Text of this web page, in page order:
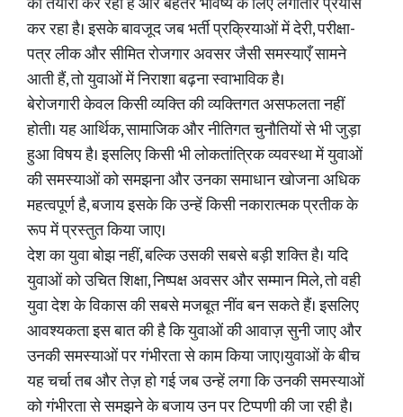
कर रहा है। इसके बावजूद जब भर्ती प्रक्रियाओं में देरी, परीक्षा-
पत्र लीक और सीमित रोजगार अवसर जैसी समस्याएँ सामने
आती हैं, तो युवाओं में निराशा बढ़ना स्वाभाविक है।
बेरोजगारी केवल किसी व्यक्ति की व्यक्तिगत असफलता नहीं
होती। यह आर्थिक, सामाजिक और नीतिगत चुनौतियों से भी जुड़ा
हुआ विषय है। इसलिए किसी भी लोकतांत्रिक व्यवस्था में युवाओं
की समस्याओं को समझना और उनका समाधान खोजना अधिक
महत्वपूर्ण है, बजाय इसके कि उन्हें किसी नकारात्मक प्रतीक के
रूप में प्रस्तुत किया जाए।
देश का युवा बोझ नहीं, बल्कि उसकी सबसे बड़ी शक्ति है। यदि
युवाओं को उचित शिक्षा, निष्पक्ष अवसर और सम्मान मिले, तो वही
युवा देश के विकास की सबसे मजबूत नींव बन सकते हैं। इसलिए
आवश्यकता इस बात की है कि युवाओं की आवाज़ सुनी जाए और
उनकी समस्याओं पर गंभीरता से काम किया जाए।युवाओं के बीच
यह चर्चा तब और तेज़ हो गई जब उन्हें लगा कि उनकी समस्याओं
को गंभीरता से समझने के बजाय उन पर टिप्पणी की जा रही है।